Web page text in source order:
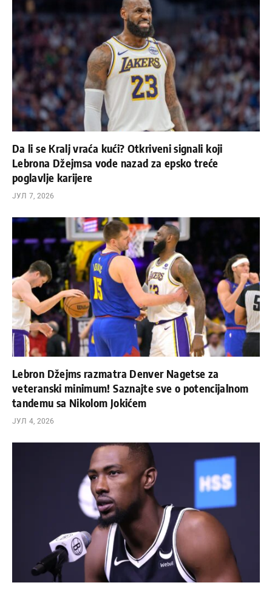
Da li se Kralj vraća kući? Otkriveni signali koji
Lebrona Džejmsa vode nazad za epsko treće
poglavlje karijere
ЈУЛ 7, 2026
Lebron Džejms razmatra Denver Nagetse za
veteranski minimum! Saznajte sve o potencijalnom
tandemu sa Nikolom Jokićem
ЈУЛ 4, 2026